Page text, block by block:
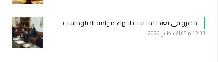
ماغرو في بعبدا لمناسبة انتهاء مهامه الدبلوماسية
12:03 م 05 أغسطس 2026